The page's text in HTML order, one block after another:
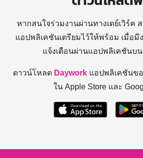
หากสนใจร่วมงานผ่านทางเดย์เวิร์ค
แอปพลิเคชันเตรียมไว้ให้พร้อม เมื่อมี
แจ้งเตือนผ่านแอปพลิเคชันบ
ดาวน์โหลด Daywork แอปพลิเคชันข
ใน Apple Store และ